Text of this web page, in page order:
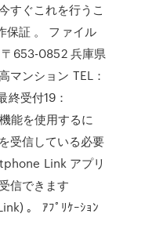
すぐこれを行うこ
保証 。 ファイル
653-0852 兵庫県
マンション TEL：
受付19：
能を使用するに
受信している必要
Link アプリ
信できます
。 ｱﾌﾟﾘｹｰｼｮﾝ